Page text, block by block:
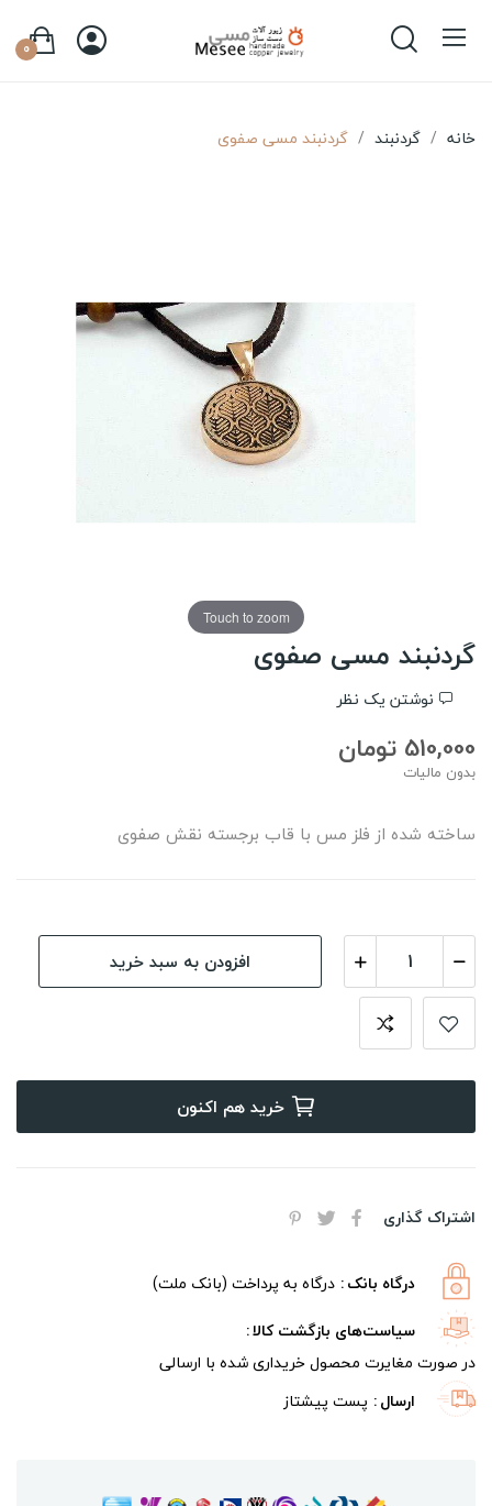
0
خانه گردنبند گردنبند مسی صفوی
Touch to zoom
گردنبند مسی صفوی
نوشتن یک نظر
510,000 تومان
بدون مالیات
ساخته شده از فلز مس با قاب برجسته نقش صفوی
افزودن به سبد خرید
خرید هم اکنون
اشتراک گذاری
درگاه بانک درگاه به پرداخت (بانک ملت)
سیاست‌های بازگشت کالا
در صورت مغایرت محصول خریداری شده با ارسالی
ارسال پست پیشتاز